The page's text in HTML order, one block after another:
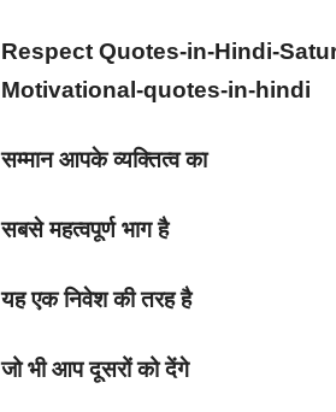
Respect Quotes-in-Hindi-
Motivational-quotes-in-hindi
सम्मान आपके व्यक्तित्व का
सबसे महत्वपूर्ण भाग है
यह एक निवेश की तरह है
जो भी आप दूसरों को देंगे